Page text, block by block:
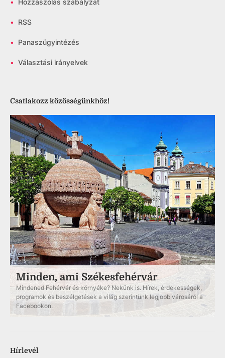
• Hozzászólás szabályzat
• RSS
• Panaszügyintézés
• Választási irányelvek
Csatlakozz közösségünkhöz!
Minden, ami Székesfehérvár
Mindened Fehérvár és környéke? Nekünk is. Hírek, érdekességek,
programok és beszélgetések a világ szerintünk legjobb városáról a
Facebookon.
Hírlevél